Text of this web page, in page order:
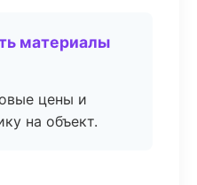
материалы
цены и
на объект.